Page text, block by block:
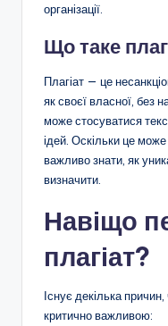
організації.
Що таке
Плагіат — це
як своєї власної, без
може стосуватися
ідей. Оскільки це
важливо знати, як
визначити.
Навіщо
плагіат?
Існує декілька
критично важливою: